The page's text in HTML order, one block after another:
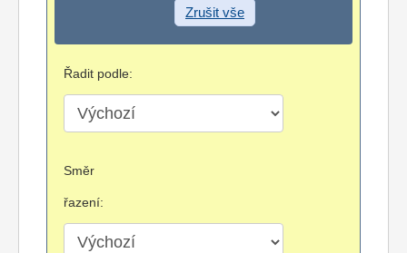
Zrušit vše
Řadit podle:
Směr
řazení: